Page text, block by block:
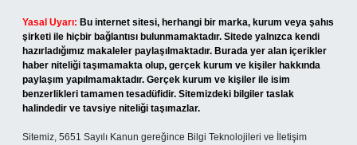
Yasal Uyarı: Bu internet sitesi, herhangi bir marka, kurum veya şahıs
şirketi ile hiçbir bağlantısı bulunmamaktadır. Sitede yalnızca kendi
hazırladığımız makaleler paylaşılmaktadır. Burada yer alan içerikler
haber niteliği taşımamakta olup, gerçek kurum ve kişiler hakkında
paylaşım yapılmamaktadır. Gerçek kurum ve kişiler ile isim
benzerlikleri tamamen tesadüfidir. Sitemizdeki bilgiler taslak
halindedir ve tavsiye niteliği taşımazlar.
Sitemiz, 5651 Sayılı Kanun gereğince Bilgi Teknolojileri ve İletişim